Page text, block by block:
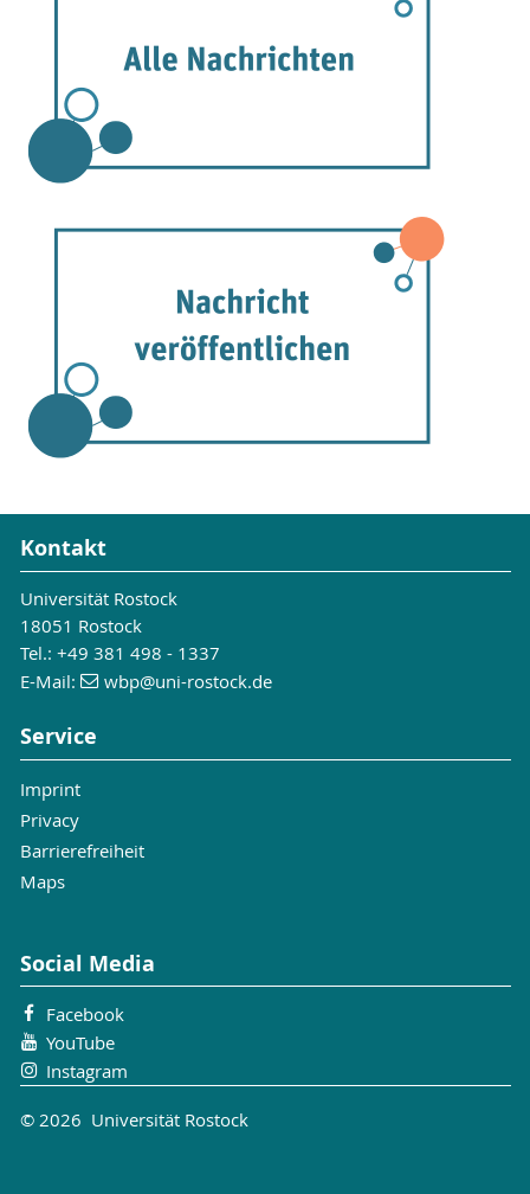
Kontakt
Universität Rostock
18051 Rostock
Tel.: +49 381 498 - 1337
E-Mail:
wbp@uni-rostock.de
Service
Imprint
Privacy
Barrierefreiheit
Maps
Social Media
Facebook
YouTube
Instagram
© 2026 Universität Rostock